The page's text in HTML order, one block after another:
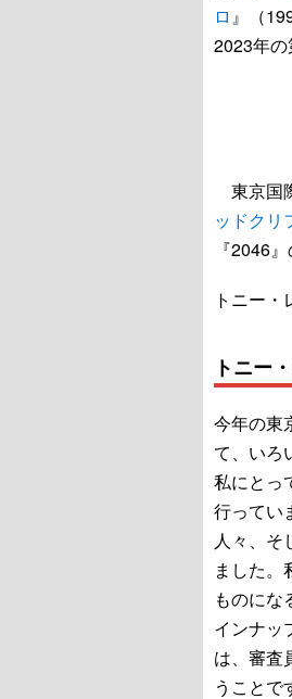
ロ 』（
2023年の
東京国
ッドクリ
『2046
トニー・
トニー
今年の東
て、いろ
私にとっ
行ってい
人々、そ
ました。
ものにな
インナッ
は、審査
うことで